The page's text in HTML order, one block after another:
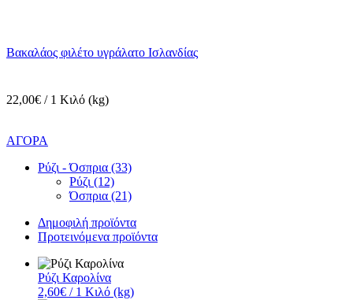
Βακαλάος φιλέτο υγράλατο Ισλανδίας
22,00€ / 1 Κιλό (kg)
ΑΓΟΡΑ
Ρύζι - Όσπρια (33)
Ρύζι (12)
Όσπρια (21)
Δημοφιλή προϊόντα
Προτεινόμενα προϊόντα
Ρύζι Καρολίνα
2,60€ / 1 Κιλό (kg)